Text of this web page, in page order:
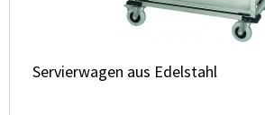
Servierwagen aus Edelstahl